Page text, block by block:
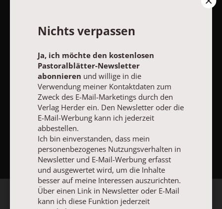
NACH OBEN
Nichts verpassen
Ja, ich möchte den kostenlosen
Pastoralblätter-Newsletter
abonnieren und willige in die
Verwendung meiner Kontaktdaten zum
Zweck des E-Mail-Marketings durch den
Verlag Herder ein. Den Newsletter oder die
E-Mail-Werbung kann ich jederzeit
abbestellen.
Ich bin einverstanden, dass mein
personenbezogenes Nutzungsverhalten in
Newsletter und E-Mail-Werbung erfasst
und ausgewertet wird, um die Inhalte
besser auf meine Interessen auszurichten.
Über einen Link in Newsletter oder E-Mail
kann ich diese Funktion jederzeit